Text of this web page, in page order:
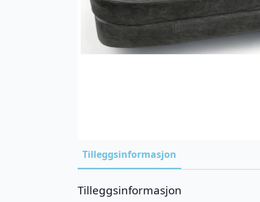
Tilleggsinformasjon
Tilleggsinformasjon